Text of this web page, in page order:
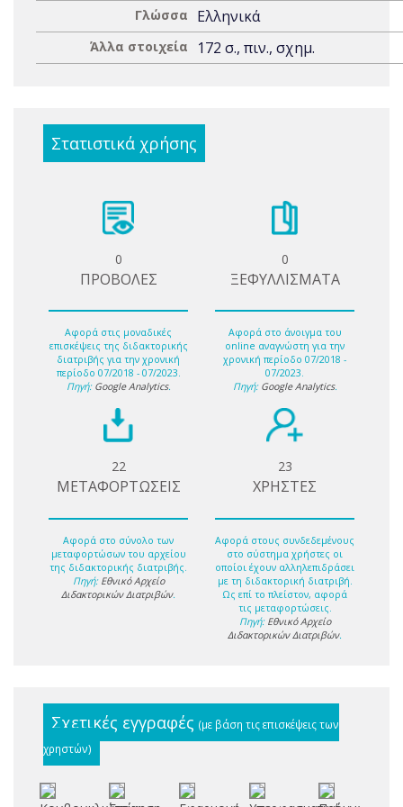
Γλώσσα Ελληνικά
Άλλα στοιχεία 172 σ., πιν., σχημ.
Στατιστικά χρήσης
0
ΠΡΟΒΟΛΕΣ
Αφορά στις μοναδικές
επισκέψεις της διδακτορικής
διατριβής για την χρονική
περίοδο 07/2018 - 07/2023.
Πηγή: Google Analytics.
0
ΞΕΦΥΛΛΙΣΜΑΤΑ
Αφορά στο άνοιγμα του
online αναγνώστη για την
χρονική περίοδο 07/2018 -
07/2023.
Πηγή: Google Analytics.
22
ΜΕΤΑΦΟΡΤΩΣΕΙΣ
Αφορά στο σύνολο των
μεταφορτώσων του αρχείου
της διδακτορικής διατριβής.
Πηγή: Εθνικό Αρχείο
Διδακτορικών Διατριβών.
23
ΧΡΗΣΤΕΣ
Αφορά στους συνδεδεμένους
στο σύστημα χρήστες οι
οποίοι έχουν αλληλεπιδράσει
με τη διδακτορική διατριβή.
Ως επί το πλείστον, αφορά
τις μεταφορτώσεις.
Πηγή: Εθνικό Αρχείο
Διδακτορικών Διατριβών.
Σχετικές εγγραφές (με βάση τις επισκέψεις των
χρηστών)